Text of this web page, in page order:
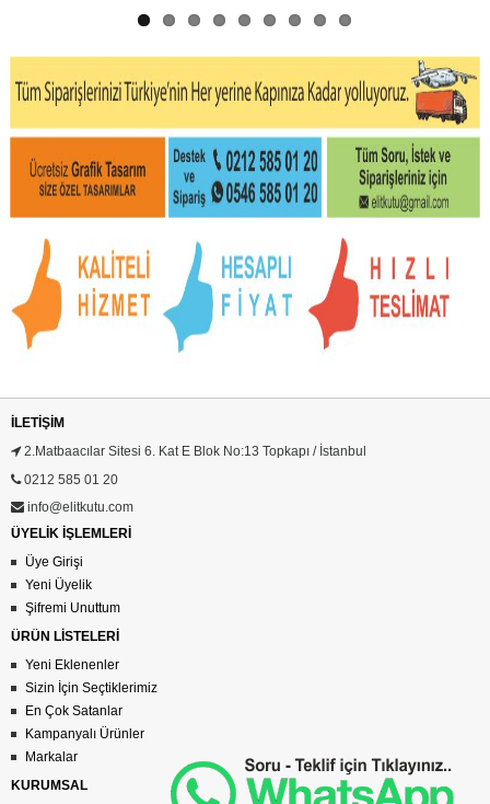
İLETIŞIM
2.Matbaacılar Sitesi 6. Kat E Blok No:13 Topkapı / İstanbul
0212 585 01 20
info@elitkutu.com
ÜYELİK İŞLEMLERİ
Üye Girişi
Yeni Üyelik
Şifremi Unuttum
ÜRÜN LİSTELERİ
Yeni Eklenenler
Sizin İçin Seçtiklerimiz
En Çok Satanlar
Kampanyalı Ürünler
Markalar
KURUMSAL